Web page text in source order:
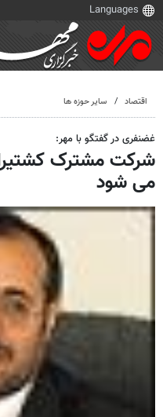
اقتصاد سایر حوزه ها
غضنفری در گفتگو با مهر:
شرکت مشترک
می شود